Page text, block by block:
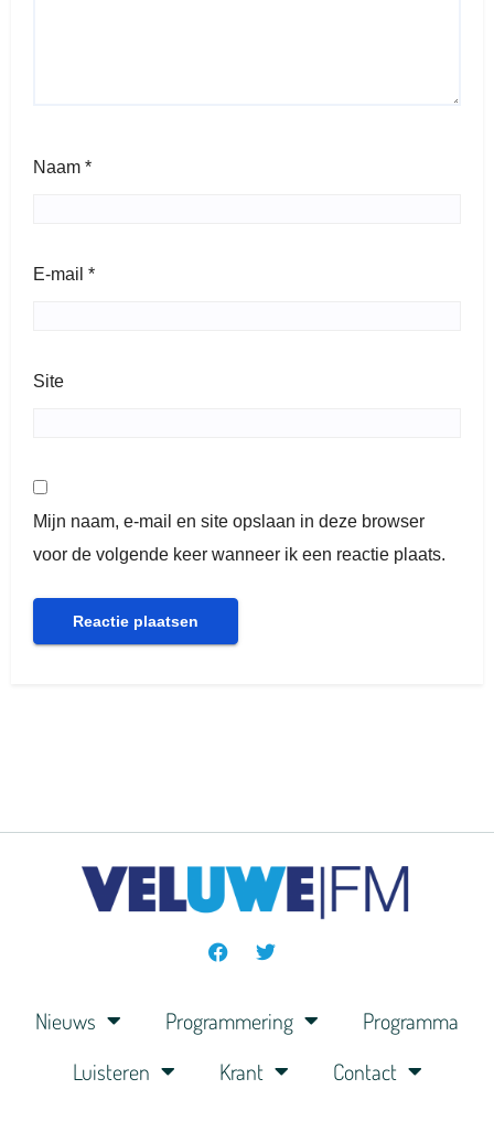
Naam *
E-mail *
Site
Mijn naam, e-mail en site opslaan in deze browser
voor de volgende keer wanneer ik een reactie plaats.
Nieuws Programmering
Programma
Luisteren
Krant Contact